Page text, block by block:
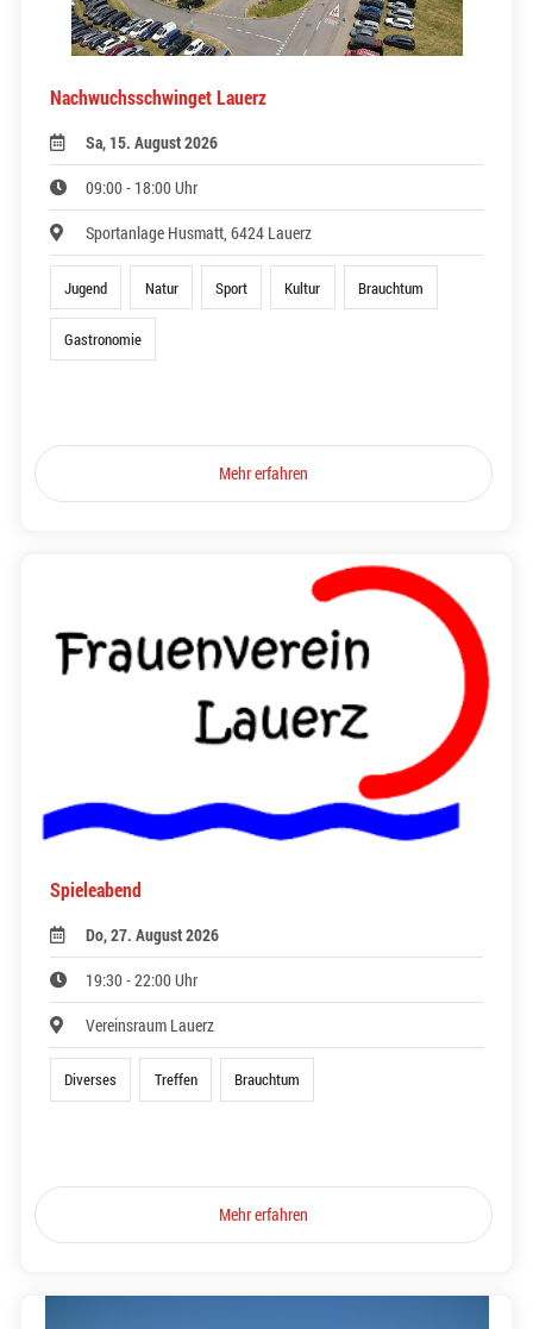
Nachwuchsschwinget Lauerz
Sa, 15. August 2026
09:00 - 18:00 Uhr
Sportanlage Husmatt, 6424 Lauerz
Jugend Natur Sport Kultur Brauchtum
Gastronomie
Mehr erfahren
Spieleabend
Do, 27. August 2026
19:30 - 22:00 Uhr
Vereinsraum Lauerz
Diverses Treffen Brauchtum
Mehr erfahren